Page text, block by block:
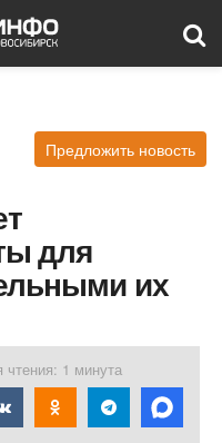
Предложить новость
для
их
чтения: 1 минута